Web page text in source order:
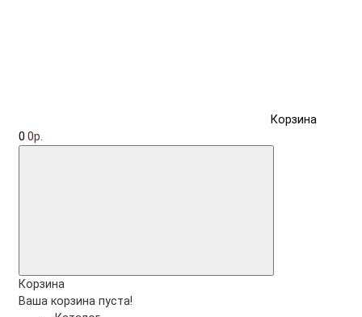
Корзина
0 0р.
Корзина
Ваша корзина пуста!